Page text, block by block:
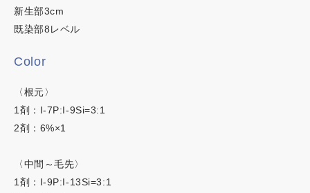
ヒカリナス
明るい白髪染め
ノンジアミンカラー
新生部3cm
既染部8レベル
Color
〈根元〉
1剤：I-7P:I-9Si=3:1
2剤：6%×1
〈中間～毛先〉
1剤：I-9P:I-13Si=3:1